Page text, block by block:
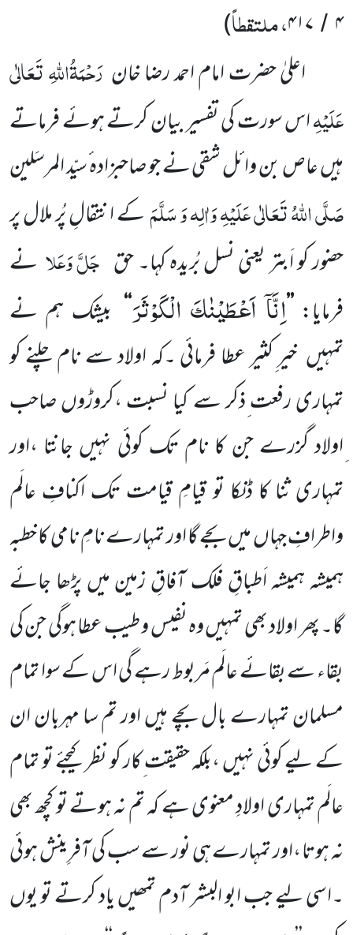
۴ / ۴۱۷، ملتقطاً)
اعلیٰ حضرت امام احمد رضا خان رَحْمَۃُاللّٰہِ تَعَالٰی
عَلَیْہِاس سورت کی تفسیر بیان کرتے ہوئے فرماتے
ہیں عاص بن وائل شقی نے جو صاحبزادہ ٔسیّد المرسَلین
صَلَّی اللّٰہُ تَعَالٰی عَلَیْہِ وَاٰلِہ وَ سَلَّمَکے انتقالِ پُر ملال پر
حضور کو اَبتر یعنی نسل بُریدہ کہا۔ حق جَلَّ وَعَلا نے
فرمایا:
’’اِنَّاۤ اَعْطَیْنٰكَ الْكَوْثَرَ‘‘ بیشک ہم نے
تمہیں خیر ِکثیر عطا فرمائی ۔کہ اولاد سے نام چلنے کو
تمہاری رفعت ِذکر سے کیا نسبت ،کروڑوں صاحب
ِاولاد گزرے جن کا نام تک کوئی نہیں جانتا ،اور
تمہاری ثنا کا ڈنکا تو قیامِ قیامت تک اَکنافِ عالَم
واطرافِ جہاں میں بجے گا اور تمہارے نامِ نامی کا خطبہ
ہمیشہ ہمیشہ اَطباقِ فلک آفاقِ زمین میں پڑھا جائے
گا۔پھر اولاد بھی تمہیں وہ نفیس و طیب عطا ہوگی جن کی
بقاء سے بقائے عالَم مَربوط رہے گی اس کے سوا تمام
مسلمان تمہارے بال بچے ہیں اور تم سا مہربان ان
کے لیے کوئی نہیں ،بلکہ حقیقت ِکار کو نظر کیجئے تو تمام
عالَم تمہاری اولادِ معنوی ہے کہ تم نہ ہوتے تو کچھ بھی
نہ ہوتا ،اور تمہارے ہی نور سے سب کی آفرِینِش ہوئی
۔اسی لیے جب ابو البشر آدم تمھیں یاد کرتے تو یوں